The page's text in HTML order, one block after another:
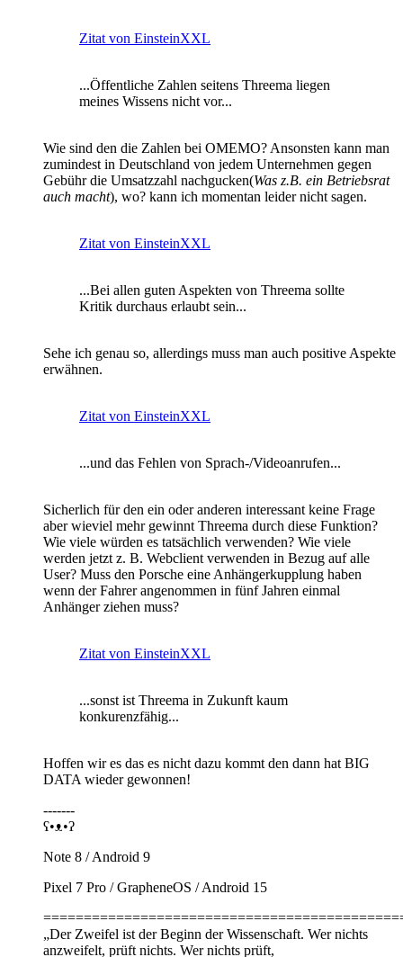
Zitat von EinsteinXXL
...Öffentliche Zahlen seitens Threema liegen
meines Wissens nicht vor...
Wie sind den die Zahlen bei OMEMO? Ansonsten kann man
zumindest in Deutschland von jedem Unternehmen gegen
Gebühr die Umsatzzahl nachgucken(Was z.B. ein Betriebsrat
auch macht), wo? kann ich momentan leider nicht sagen.
Zitat von EinsteinXXL
...Bei allen guten Aspekten von Threema sollte
Kritik durchaus erlaubt sein...
Sehe ich genau so, allerdings muss man auch positive Aspekte
erwähnen.
Zitat von EinsteinXXL
...und das Fehlen von Sprach-/Videoanrufen...
Sicherlich für den ein oder anderen interessant keine Frage
aber wieviel mehr gewinnt Threema durch diese Funktion?
Wie viele würden es tatsächlich verwenden? Wie viele
werden jetzt z. B. Webclient verwenden in Bezug auf alle
User? Muss den Porsche eine Anhängerkupplung haben
wenn der Fahrer angenommen in fünf Jahren einmal
Anhänger ziehen muss?
Zitat von EinsteinXXL
...sonst ist Threema in Zukunft kaum
konkurenzfähig...
Hoffen wir es das es nicht dazu kommt den dann hat BIG
DATA wieder gewonnen!
-------
ʕ•ᴥ•ʔ
Note 8 / Android 9
Pixel 7 Pro / GrapheneOS / Android 15
„Der Zweifel ist der Beginn der Wissenschaft. Wer nichts
anzweifelt, prüft nichts. Wer nichts prüft,